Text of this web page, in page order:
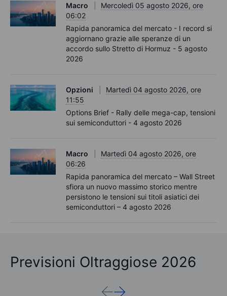
Macro
Mercoledì 05 agosto 2026, ore
06:02
Rapida panoramica del mercato - I record si
aggiornano grazie alle speranze di un
accordo sullo Stretto di Hormuz - 5 agosto
2026
Opzioni
Martedì 04 agosto 2026, ore
11:55
Options Brief - Rally delle mega-cap, tensioni
sui semiconduttori - 4 agosto 2026
Macro
Martedì 04 agosto 2026, ore
06:26
Rapida panoramica del mercato – Wall Street
sfiora un nuovo massimo storico mentre
persistono le tensioni sui titoli asiatici dei
semiconduttori – 4 agosto 2026
Previsioni Oltraggiose 2026